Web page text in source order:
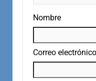
Nombre
Correo electrónico